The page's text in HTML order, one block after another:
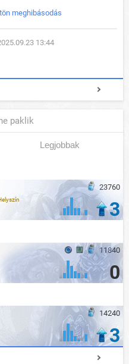
meghibásodás
13:44
paklik
Legjobbak
23760
3
11840
0
14240
3